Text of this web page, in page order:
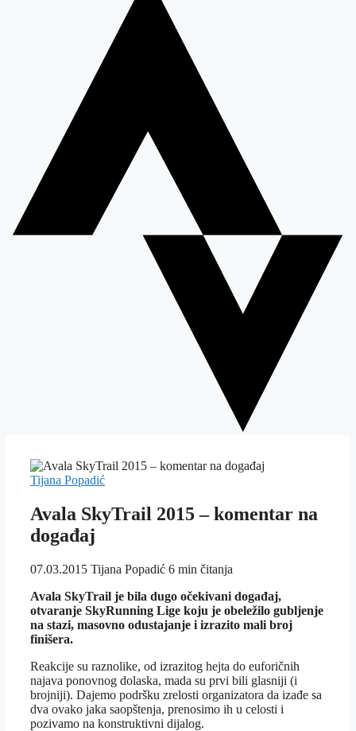
Tijana Popadić
Avala SkyTrail 2015 – komentar na
događaj
07.03.2015 Tijana Popadić 6 min čitanja
Avala SkyTrail je bila dugo očekivani događaj,
otvaranje SkyRunning Lige koju je obeležilo gubljenje
na stazi, masovno odustajanje i izrazito mali broj
finišera.
Reakcije su raznolike, od izrazitog hejta do euforičnih
najava ponovnog dolaska, mada su prvi bili glasniji (i
brojniji). Dajemo podršku zrelosti organizatora da izađe sa
dva ovako jaka saopštenja, prenosimo ih u celosti i
pozivamo na konstruktivni dijalog.